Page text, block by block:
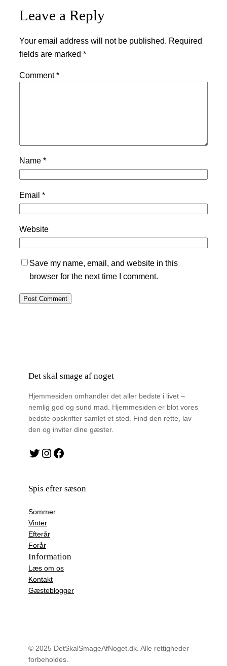
Leave a Reply
Your email address will not be published. Required
fields are marked *
Comment*
Name *
Email *
Website
Save my name, email, and website in this
browser for the next time I comment.
Det skal smage af noget
Hjemmesiden omhandler det aller bedste i livet –
nemlig god og sund mad. Hjemmesiden er blot vores
bedste opskrifter samlet et sted. Find den rette, lav
den og inviter dine gæster.
Twitter Instagram Facebook
Spis efter sæson
Sommer
Vinter
Efterår
Forår
Information
Læs om os
Kontakt
Gæsteblogger
© 2025 DetSkalSmageAfNoget.dk. Alle rettigheder
forbeholdes.